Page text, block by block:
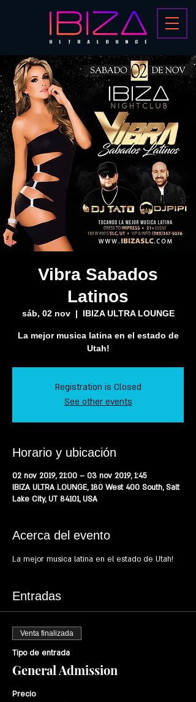
Vibra Sabados
Latinos
sáb, 02 nov
  |
IBIZA ULTRA LOUNGE
La mejor musica latina en el estado de
Registration is Closed
See other events
Horario y ubicación
02 nov 2019, 21:00 – 03 nov 2019, 1:45
IBIZA ULTRA LOUNGE, 180 West 400 South, Salt
Lake City, UT 84101, USA
Acerca del evento
Entradas
Venta finalizada
Tipo de entrada
General Admission
Precio